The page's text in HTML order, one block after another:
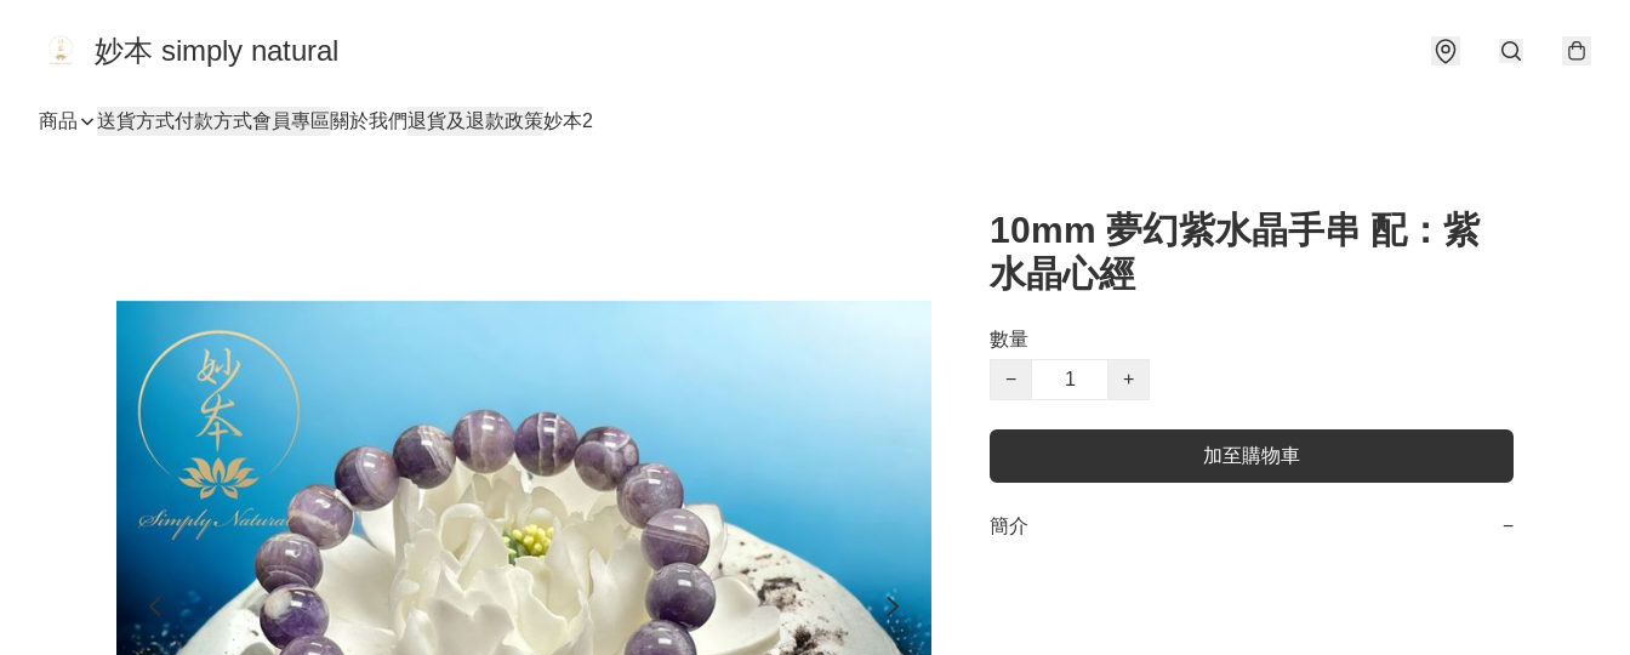
妙本 simply natural
商品 送貨方式付款方式會員專區關於我們退貨及退款政策妙本2
10mm 夢幻紫水晶手串 配：紫
水晶心經
數量
−
+
加至購物車
簡介 −